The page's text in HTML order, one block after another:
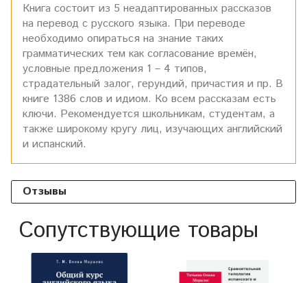
Книга состоит из 5 неадаптированных рассказов
на перевод с русского языка. При переводе
необходимо опираться на знание таких
грамматических тем как согласование времён,
условные предложения 1 – 4 типов,
страдательный залог, герундий, причастия и пр. В
книге 1386 слов и идиом. Ко всем рассказам есть
ключи. Рекомендуется школьникам, студентам, а
также широкому кругу лиц, изучающих английский
и испанский.
Отзывы
Сопутствующие товары